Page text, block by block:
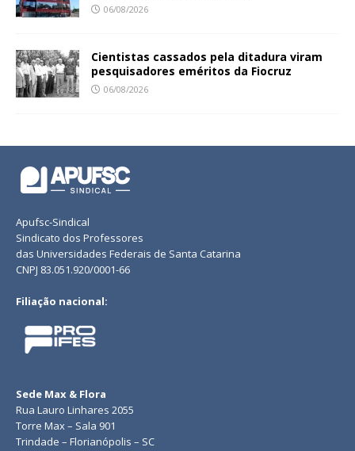
06/08/2026
Cientistas cassados pela ditadura viram
pesquisadores eméritos da Fiocruz
06/08/2026
Apufsc-Sindical
Sindicato dos Professores
das Universidades Federais de Santa Catarina
CNPJ 83.051.920/0001-66
Filiação nacional:
Sede Max & Flora
Rua Lauro Linhares 2055
Torre Max – Sala 901
Trindade – Florianópolis – SC